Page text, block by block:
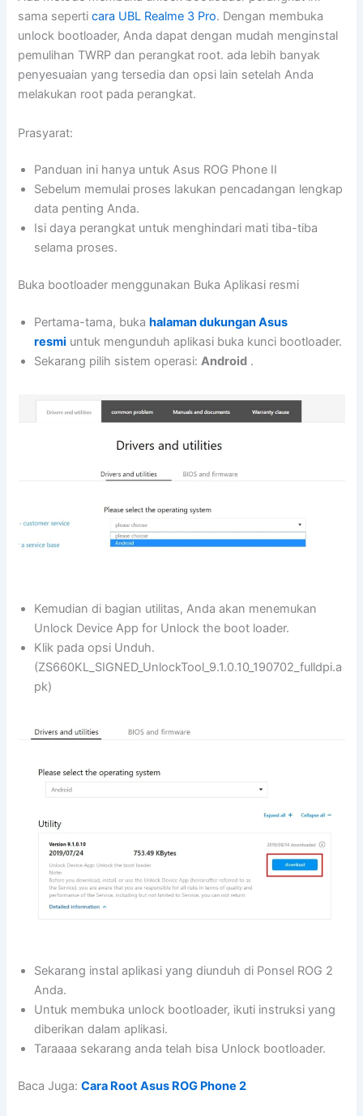
sama seperticara UBL Realme 3 Pro. Dengan membuka
unlock bootloader, Anda dapat dengan mudah menginstal
pemulihan TWRP dan perangkat root. ada lebih banyak
penyesuaian yang tersedia dan opsi lain setelah Anda
melakukan root pada perangkat.
Prasyarat:
Panduan ini hanya untuk Asus ROG Phone II
Sebelum memulai proses lakukan pencadangan lengkap
data penting Anda.
Isi daya perangkat untuk menghindari mati tiba-tiba
selama proses.
Buka bootloader menggunakan Buka Aplikasi resmi
Pertama-tama, bukahalaman dukungan Asus
resmi untuk mengunduh aplikasi buka kunci bootloader.
Sekarang pilih sistem operasi:Android .
Kemudian di bagian utilitas, Anda akan menemukan
Unlock Device App for Unlock the boot loader.
Klik pada opsi Unduh.
(ZS660KL_SIGNED_UnlockTool_9.1.0.10_190702_fulldpi.a
pk)
Sekarang instal aplikasi yang diunduh di Ponsel ROG 2
Anda.
Untuk membuka unlock bootloader, ikuti instruksi yang
diberikan dalam aplikasi.
Taraaaa sekarang anda telah bisa Unlock bootloader.
Baca Juga:Cara Root Asus ROG Phone 2